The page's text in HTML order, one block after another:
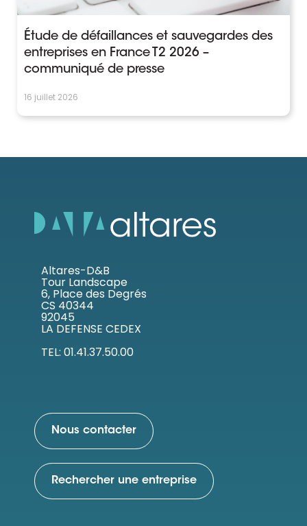
Étude de défaillances et sauvegardes des
entreprises en France T2 2026 –
communiqué de presse
16 juillet 2026
Altares-D&B
Tour Landscape
6, Place des Degrés
CS 40344
92045
LA DEFENSE CEDEX
TEL: 01.41.37.50.00
Nous contacter
Rechercher une entreprise